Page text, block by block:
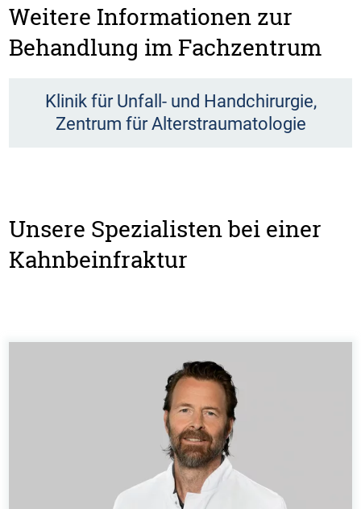
Weitere Informationen zur
Behandlung im Fachzentrum
Klinik für Unfall- und Handchirurgie,
Zentrum für Alterstraumatologie
Unsere Spezialisten bei einer
Kahnbeinfraktur